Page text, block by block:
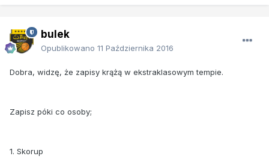
bulek
Opublikowano 11 Października 2016
Dobra, widzę, że zapisy krążą w ekstraklasowym tempie.
Zapisz póki co osoby;
1. Skorup